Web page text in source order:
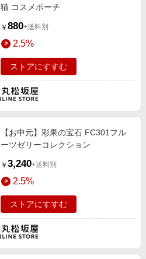
猫 コスメポーチ
￥ 880+送料別
2.5%
ストアにすすむ
【お中元】彩果の宝石 FC301フル
ーツゼリーコレクション
￥ 3,240+送料別
2.5%
ストアにすすむ